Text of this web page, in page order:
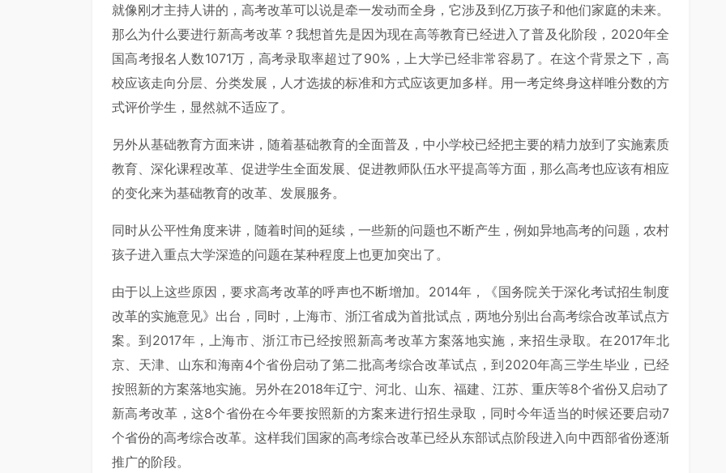
就像刚才主持人讲的，高考改革可以说是牵一发动而全身，它涉及到亿万孩子和他们家庭的未来。
那么为什么要进行新高考改革？我想首先是因为现在高等教育已经进入了普及化阶段，2020年全
国高考报名人数1071万，高考录取率超过了90%，上大学已经非常容易了。在这个背景之下，高
校应该走向分层、分类发展，人才选拔的标准和方式应该更加多样。用一考定终身这样唯分数的方
式评价学生，显然就不适应了。
另外从基础教育方面来讲，随着基础教育的全面普及，中小学校已经把主要的精力放到了实施素质
教育、深化课程改革、促进学生全面发展、促进教师队伍水平提高等方面，那么高考也应该有相应
的变化来为基础教育的改革、发展服务。
同时从公平性角度来讲，随着时间的延续，一些新的问题也不断产生，例如异地高考的问题，农村
孩子进入重点大学深造的问题在某种程度上也更加突出了。
由于以上这些原因，要求高考改革的呼声也不断增加。2014年，《国务院关于深化考试招生制度
改革的实施意见》出台，同时，上海市、浙江省成为首批试点，两地分别出台高考综合改革试点方
案。到2017年，上海市、浙江市已经按照新高考改革方案落地实施，来招生录取。在2017年北
京、天津、山东和海南4个省份启动了第二批高考综合改革试点，到2020年高三学生毕业，已经
按照新的方案落地实施。另外在2018年辽宁、河北、山东、福建、江苏、重庆等8个省份又启动了
新高考改革，这8个省份在今年要按照新的方案来进行招生录取，同时今年适当的时候还要启动7
个省份的高考综合改革。这样我们国家的高考综合改革已经从东部试点阶段进入向中西部省份逐渐
推广的阶段。